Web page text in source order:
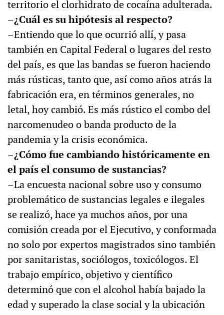
territorio el clorhidrato de cocaína adulterada.
–¿Cuál es su hipótesis al respecto?
–Entiendo que lo que ocurrió allí, y pasa
también en Capital Federal o lugares del resto
del país, es que las bandas se fueron haciendo
más rústicas, tanto que, así como años atrás la
fabricación era, en términos generales, no
letal, hoy cambió. Es más rústico el combo del
narcomenudeo o banda producto de la
pandemia y la crisis económica.
–¿Cómo fue cambiando históricamente en
el país el consumo de sustancias?
–La encuesta nacional sobre uso y consumo
problemático de sustancias legales e ilegales
se realizó, hace ya muchos años, por una
comisión creada por el Ejecutivo, y conformada
no solo por expertos magistrados sino también
por sanitaristas, sociólogos, toxicólogos. El
trabajo empírico, objetivo y científico
determinó que con el alcohol había bajado la
edad y superado la clase social y la ubicación